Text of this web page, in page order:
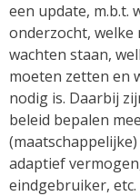
een update, m.b.t.
onderzocht,
wachten staan,
moeten zetten en
nodig is. Daarbij
beleid bepalen
adaptief
eindgebruiker, etc.